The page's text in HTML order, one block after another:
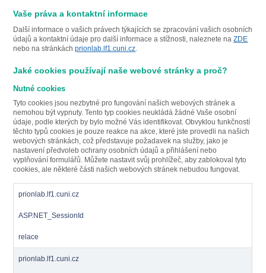
Vaše práva a kontaktní informace
Další informace o vašich právech týkajících se zpracování vašich osobních
údajů a kontaktní údaje pro další informace a stížnosti, naleznete naZDE
nebo na stránkáchprionlab.lf1.cuni.cz.
Jaké cookies používají naše webové stránky a proč?
Nutné cookies
Tyto cookies jsou nezbytné pro fungování našich webových stránek a
nemohou být vypnuty. Tento typ cookies neukládá žádné Vaše osobní
údaje, podle kterých by bylo možné Vás identifikovat. Obvyklou funkčností
těchto typů cookies je pouze reakce na akce, které jste provedli na našich
webových stránkách, což představuje požadavek na služby, jako je
nastavení předvoleb ochrany osobních údajů a přihlášení nebo
vyplňování formulářů. Můžete nastavit svůj prohlížeč, aby zablokoval tyto
cookies, ale některé části našich webových stránek nebudou fungovat.
prionlab.lf1.cuni.cz
ASP.NET_SessionId
relace
prionlab.lf1.cuni.cz